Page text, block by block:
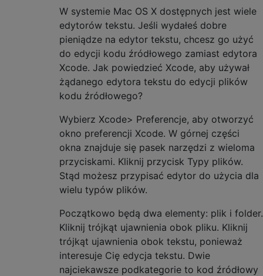
W systemie Mac OS X dostępnych jest wiele
edytorów tekstu. Jeśli wydałeś dobre
pieniądze na edytor tekstu, chcesz go użyć
do edycji kodu źródłowego zamiast edytora
Xcode. Jak powiedzieć Xcode, aby używał
żądanego edytora tekstu do edycji plików
kodu źródłowego?
Wybierz Xcode> Preferencje, aby otworzyć
okno preferencji Xcode. W górnej części
okna znajduje się pasek narzędzi z wieloma
przyciskami. Kliknij przycisk Typy plików.
Stąd możesz przypisać edytor do użycia dla
wielu typów plików.
Początkowo będą dwa elementy: plik i folder.
Kliknij trójkąt ujawnienia obok pliku. Kliknij
trójkąt ujawnienia obok tekstu, ponieważ
interesuje Cię edycja tekstu. Dwie
najciekawsze podkategorie to kod źródłowy